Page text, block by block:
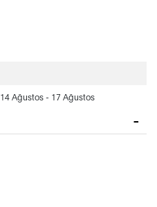
14 Ağustos - 17 Ağustos